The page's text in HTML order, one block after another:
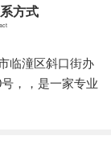
方式
临潼区斜口街办
，，是一家专业